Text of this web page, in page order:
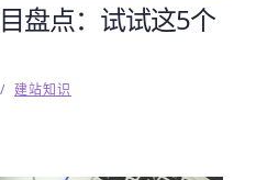
盘点：试试这5个
/ 建站知识